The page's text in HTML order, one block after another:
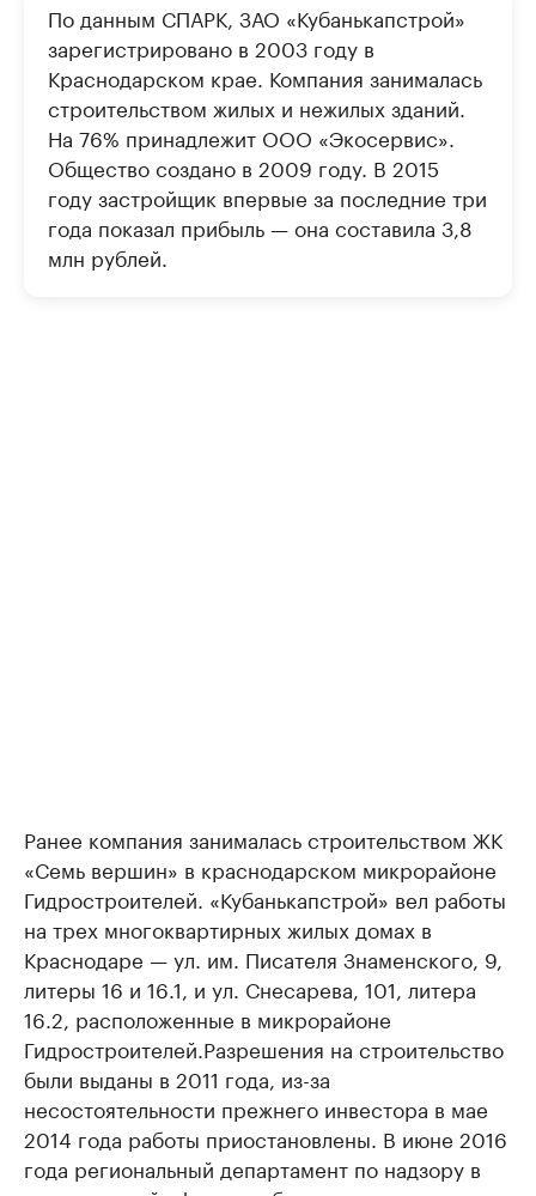
По данным СПАРК, ЗАО «Кубанькапстрой»
зарегистрировано в 2003 году в
Краснодарском крае. Компания занималась
строительством жилых и нежилых зданий.
На 76% принадлежит ООО «Экосервис».
Общество создано в 2009 году. В 2015
году застройщик впервые за последние три
года показал прибыль — она составила 3,8
млн рублей.
Ранее компания занималась строительством ЖК
«Семь вершин» в краснодарском микрорайоне
Гидростроителей. «Кубанькапстрой» вел работы
на трех многоквартирных жилых домах в
Краснодаре — ул. им. Писателя Знаменского, 9,
литеры 16 и 16.1, и ул. Снесарева, 101, литера
16.2, расположенные в микрорайоне
Гидростроителей.Разрешения на строительство
были выданы в 2011 года, из-за
несостоятельности прежнего инвестора в мае
2014 года работы приостановлены. В июне 2016
года региональный департамент по надзору в